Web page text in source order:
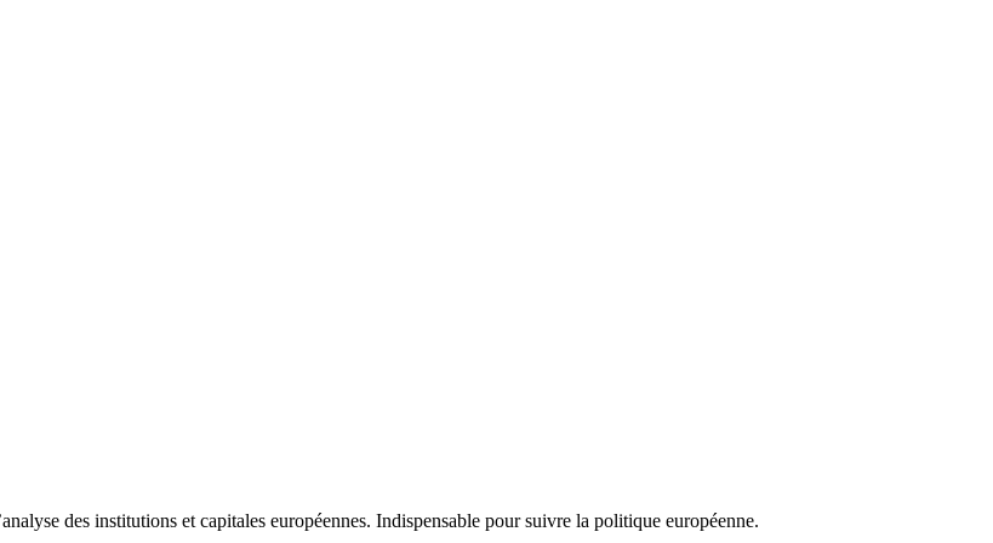
des institutions et capitales européennes. Indispensable pour suivre la politique européenne.